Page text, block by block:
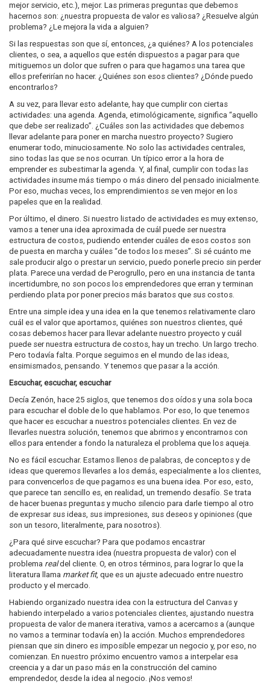
mejor servicio, etc.), mejor. Las primeras preguntas que debemos
hacernos son: ¿nuestra propuesta de valor es valiosa? ¿Resuelve algún
problema? ¿Le mejora la vida a alguien?
Si las respuestas son que sí, entonces, ¿a quiénes? A los potenciales
clientes, o sea, a aquellos que estén dispuestos a pagar para que
mitiguemos un dolor que sufren o para que hagamos una tarea que
ellos preferirían no hacer. ¿Quiénes son esos clientes? ¿Dónde puedo
encontrarlos?
A su vez, para llevar esto adelante, hay que cumplir con ciertas
actividades: una agenda. Agenda, etimológicamente, significa “aquello
que debe ser realizado”. ¿Cuáles son las actividades que debemos
llevar adelante para poner en marcha nuestro proyecto? Sugiero
enumerar todo, minuciosamente. No solo las actividades centrales,
sino todas las que se nos ocurran. Un típico error a la hora de
emprender es subestimar la agenda. Y, al final, cumplir con todas las
actividades insume más tiempo o más dinero del pensado inicialmente.
Por eso, muchas veces, los emprendimientos se ven mejor en los
papeles que en la realidad.
Por último, el dinero. Si nuestro listado de actividades es muy extenso,
vamos a tener una idea aproximada de cuál puede ser nuestra
estructura de costos, pudiendo entender cuáles de esos costos son
de puesta en marcha y cuáles “de todos los meses”. Si sé cuánto me
sale producir algo o prestar un servicio, puedo ponerle precio sin perder
plata. Parece una verdad de Perogrullo, pero en una instancia de tanta
incertidumbre, no son pocos los emprendedores que erran y terminan
perdiendo plata por poner precios más baratos que sus costos.
Entre una simple idea y una idea en la que tenemos relativamente claro
cuál es el valor que aportamos, quiénes son nuestros clientes, qué
cosas debemos hacer para llevar adelante nuestro proyecto y cuál
puede ser nuestra estructura de costos, hay un trecho. Un largo trecho.
Pero todavía falta. Porque seguimos en el mundo de las ideas,
ensimismados, pensando. Y tenemos que pasar a la acción.
Escuchar, escuchar, escuchar
Decía Zenón, hace 25 siglos, que tenemos dos oídos y una sola boca
para escuchar el doble de lo que hablamos. Por eso, lo que tenemos
que hacer es escuchar a nuestros potenciales clientes. En vez de
llevarles nuestra solución, tenemos que abrirnos y encontrarnos con
ellos para entender a fondo la naturaleza el problema que los aqueja.
No es fácil escuchar. Estamos llenos de palabras, de conceptos y de
ideas que queremos llevarles a los demás, especialmente a los clientes,
para convencerlos de que pagarnos es una buena idea. Por eso, esto,
que parece tan sencillo es, en realidad, un tremendo desafío. Se trata
de hacer buenas preguntas y mucho silencio para darle tiempo al otro
de expresar sus ideas, sus impresiones, sus deseos y opiniones (que
son un tesoro, literalmente, para nosotros).
¿Para qué sirve escuchar? Para que podamos encastrar
adecuadamente nuestra idea (nuestra propuesta de valor) con el
problema realdel cliente. O, en otros términos, para lograr lo que la
literatura llama market fit, que es un ajuste adecuado entre nuestro
producto y el mercado.
Habiendo organizado nuestra idea con la estructura del Canvas y
habiendo interpelado a varios potenciales clientes, ajustando nuestra
propuesta de valor de manera iterativa, vamos a acercarnos a (aunque
no vamos a terminar todavía en) la acción. Muchos emprendedores
piensan que sin dinero es imposible empezar un negocio y, por eso, no
comienzan. En nuestro próximo encuentro vamos a interpelar esa
creencia y a dar un paso más en la construcción del camino
emprendedor, desde la idea al negocio. ¡Nos vemos!